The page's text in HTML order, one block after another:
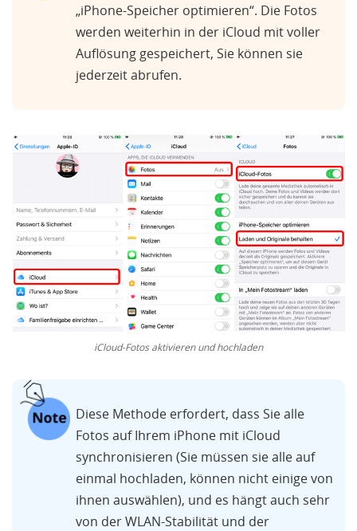
„iPhone-Speicher optimieren“. Die Fotos
werden weiterhin in der iCloud mit voller
Auflösung gespeichert, Sie können sie
jederzeit abrufen.
iCloud-Fotos aktivieren und hochladen
Diese Methode erfordert, dass Sie alle
Fotos auf Ihrem iPhone mit iCloud
synchronisieren (Sie müssen sie alle auf
einmal hochladen, können nicht einige von
ihnen auswählen), und es hängt auch sehr
von der WLAN-Stabilität und der